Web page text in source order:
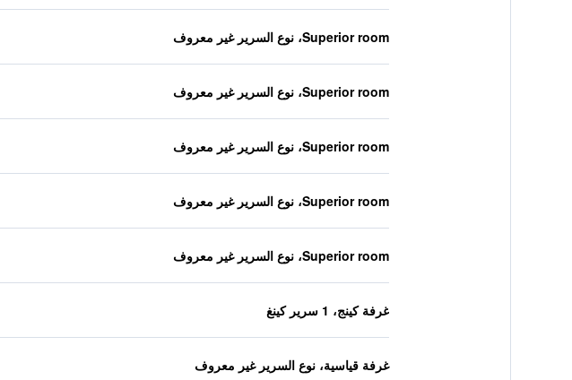
Superior room، نوع السرير غير معروف
Superior room، نوع السرير غير معروف
Superior room، نوع السرير غير معروف
Superior room، نوع السرير غير معروف
Superior room، نوع السرير غير معروف
غرفة كينج، 1 سرير كينغ
غرفة قياسية، نوع السرير غير معروف